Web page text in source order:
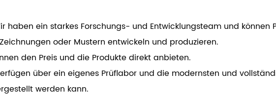
haben ein starkes Forschungs- und Entwicklungsteam und
oder Mustern entwickeln und produzieren.
den Preis und die Produkte direkt anbieten.
über ein eigenes Prüflabor und die modernsten und
werden kann.